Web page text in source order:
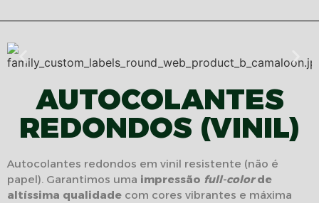
AUTOCOLANTES
REDONDOS (VINIL)
Autocolantes redondos em vinil resistente (não é
papel). Garantimos uma impressão full-colorde
altíssima qualidade com cores vibrantes e máxima